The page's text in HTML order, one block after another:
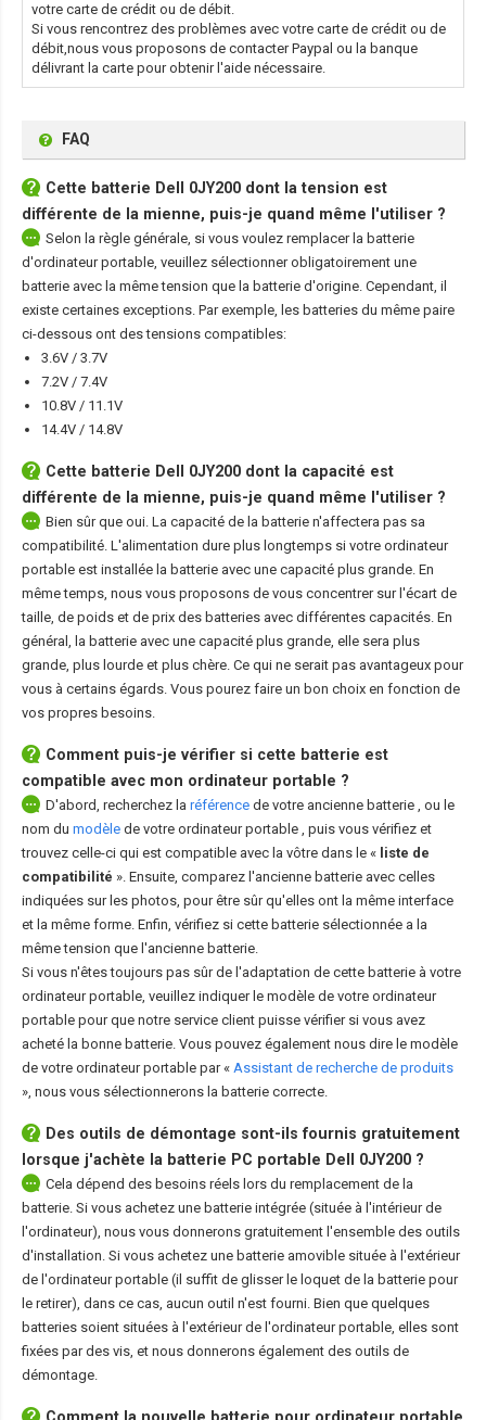
votre carte de crédit ou de débit.
Si vous rencontrez des problèmes avec votre carte de crédit ou de
débit,nous vous proposons de contacter Paypal ou la banque
délivrant la carte pour obtenir l'aide nécessaire.
FAQ
Cette batterie Dell 0JY200 dont la tension est
différente de la mienne, puis-je quand même l'utiliser ?
Selon la règle générale, si vous voulez remplacer la batterie
d'ordinateur portable, veuillez sélectionner obligatoirement une
batterie avec la même tension que la batterie d'origine. Cependant, il
existe certaines exceptions. Par exemple, les batteries du même paire
ci-dessous ont des tensions compatibles:
3.6V / 3.7V
7.2V / 7.4V
10.8V / 11.1V
14.4V / 14.8V
Cette batterie Dell 0JY200 dont la capacité est
différente de la mienne, puis-je quand même l'utiliser ?
Bien sûr que oui. La capacité de la batterie n'affectera pas sa
compatibilité. L'alimentation dure plus longtemps si votre ordinateur
portable est installée la batterie avec une capacité plus grande. En
même temps, nous vous proposons de vous concentrer sur l'écart de
taille, de poids et de prix des batteries avec différentes capacités. En
général, la batterie avec une capacité plus grande, elle sera plus
grande, plus lourde et plus chère. Ce qui ne serait pas avantageux pour
vous à certains égards. Vous pourez faire un bon choix en fonction de
vos propres besoins.
Comment puis-je vérifier si cette batterie est
compatible avec mon ordinateur portable ?
D'abord, recherchez la référence de votre ancienne batterie , ou le
nom du modèle de votre ordinateur portable , puis vous vérifiez et
trouvez celle-ci qui est compatible avec la vôtre dans le « liste de
compatibilité ». Ensuite, comparez l'ancienne batterie avec celles
indiquées sur les photos, pour être sûr qu'elles ont la même interface
et la même forme. Enfin, vérifiez si cette batterie sélectionnée a la
même tension que l'ancienne batterie.
Si vous n'êtes toujours pas sûr de l'adaptation de cette batterie à votre
ordinateur portable, veuillez indiquer le modèle de votre ordinateur
portable pour que notre service client puisse vérifier si vous avez
acheté la bonne batterie. Vous pouvez également nous dire le modèle
de votre ordinateur portable par « Assistant de recherche de produits
», nous vous sélectionnerons la batterie correcte.
Des outils de démontage sont-ils fournis gratuitement
lorsque j'achète la batterie PC portable Dell 0JY200 ?
Cela dépend des besoins réels lors du remplacement de la
batterie. Si vous achetez une batterie intégrée (située à l'intérieur de
l'ordinateur), nous vous donnerons gratuitement l'ensemble des outils
d'installation. Si vous achetez une batterie amovible située à l'extérieur
de l'ordinateur portable (il suffit de glisser le loquet de la batterie pour
le retirer), dans ce cas, aucun outil n'est fourni. Bien que quelques
batteries soient situées à l'extérieur de l'ordinateur portable, elles sont
fixées par des vis, et nous donnerons également des outils de
démontage.